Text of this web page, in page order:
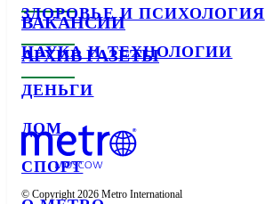
ЗДОРОВЬЕ И ПСИХОЛОГИЯ
НАУКА И ТЕХНОЛОГИИ
ДЕНЬГИ
ДОМ
СПОРТ
ВАКАНСИИ
АРХИВ ГАЗЕТЫ
© Copyright 2026 Metro International